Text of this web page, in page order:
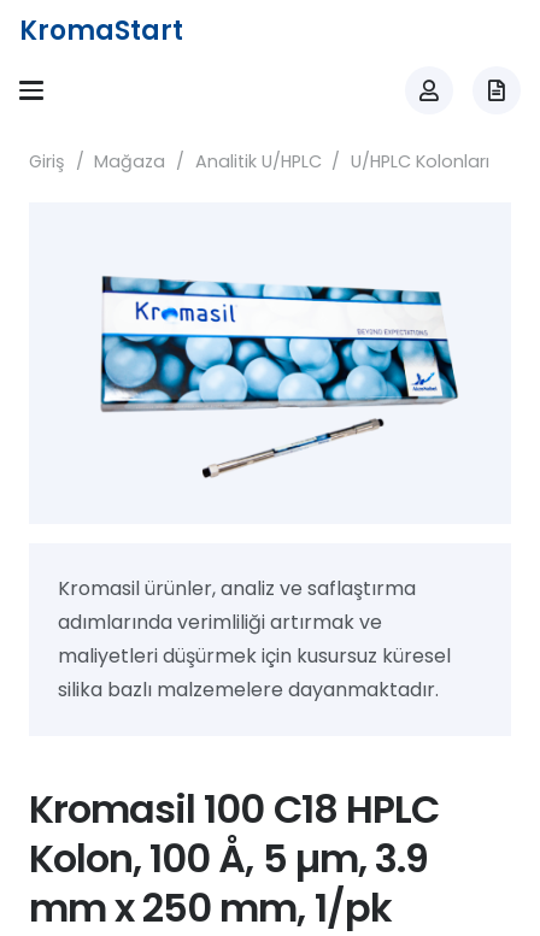
KromaStart
Giriş / Mağaza / Analitik U/HPLC / U/HPLC Kolonları
Kromasil ürünler, analiz ve saflaştırma
adımlarında verimliliği artırmak ve
maliyetleri düşürmek için kusursuz küresel
silika bazlı malzemelere dayanmaktadır.
Kromasil 100 C18 HPLC
Kolon, 100 Å, 5 µm, 3.9
mm x 250 mm, 1/pk